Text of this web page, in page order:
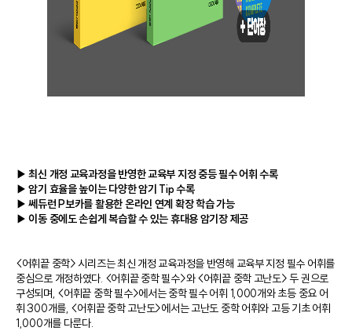
▶ 최신 개정 교육과정을 반영한 교육부 지정 중등 필수 어휘 수록
▶ 암기 효율을 높이는 다양한 암기 Tip 수록
▶ 쎄듀런 P보카를 활용한 온라인 연계 확장 학습 가능
▶ 이동 중에도 손쉽게 복습할 수 있는 휴대용 암기장 제공
<어휘끝 중학> 시리즈는 최신 개정 교육과정을 반영해 교육부 지정 필수 어휘를
중심으로 개정하였다. <어휘끝 중학 필수>와 <어휘끝 중학 고난도> 두 권으로
구성되며, <어휘끝 중학 필수>에서는 중학 필수 어휘 1,000개와 초등 중요 어
휘 300개를, <어휘끝 중학 고난도>에서는 고난도 중학 어휘와 고등 기초 어휘
1,000개를 다룬다.